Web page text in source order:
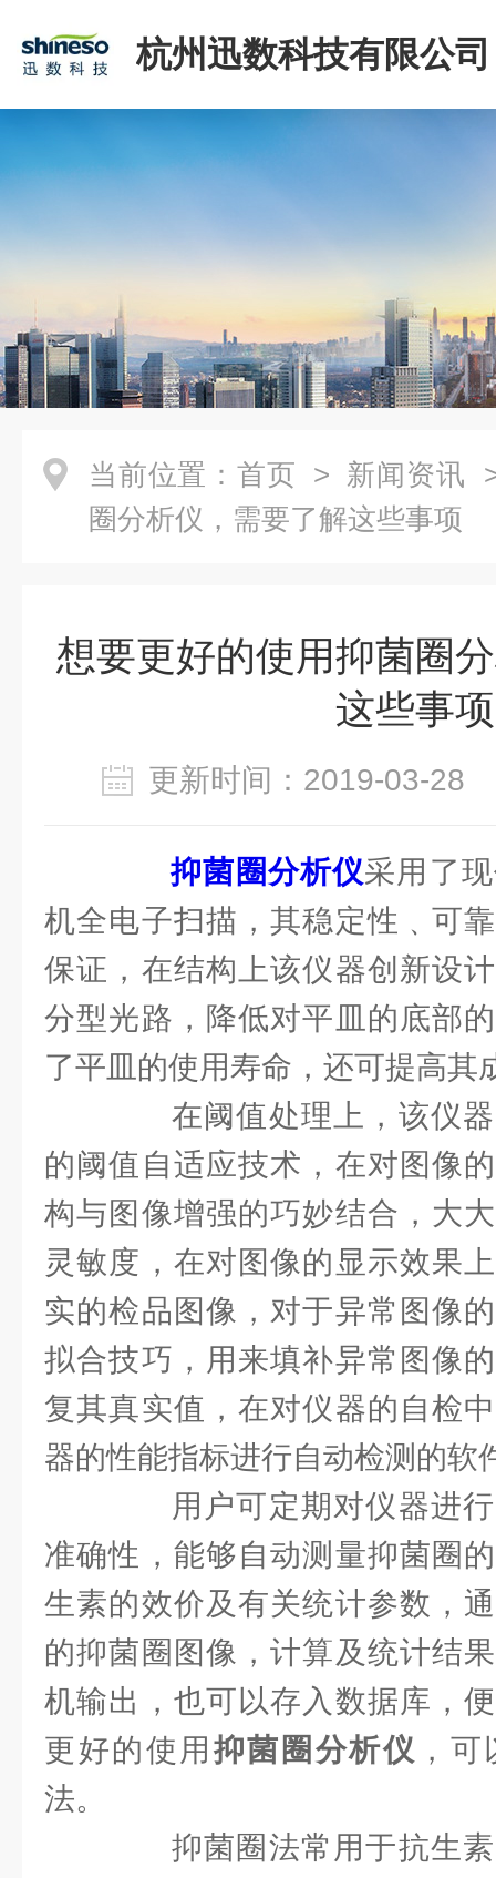
杭州迅数科技有限公司
当前位置： 首页 > 新闻资讯
圈分析仪，需要了解这些事项
想要更好的使用抑菌圈
这些事项
更新时间：2019-03-
抑菌圈分析仪采用了
机全电子扫描，其稳定性﹑可
保证，在结构上该仪器创新设
分型光路，降低对平皿的底部
了平皿的使用寿命，还可提高其
在阈值处理上，该仪器
的阈值自适应技术，在对图像
构与图像增强的巧妙结合，大
灵敏度，在对图像的显示效果
实的检品图像，对于异常图像
拟合技巧，用来填补异常图像
复其真实值，在对仪器的自检
器的性能指标进行自动检测的软
用户可定期对仪器进行
准确性，能够自动测量抑菌圈
生素的效价及有关统计参数，
的抑菌圈图像，计算及统计结
机输出，也可以存入数据库，
更好的使用 抑菌圈分析仪 ，
法。
抑菌圈法常用于抗生素